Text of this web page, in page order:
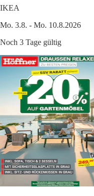
IKEA
Mo. 3.8. - Mo. 10.8.2026
Noch 3 Tage gültig